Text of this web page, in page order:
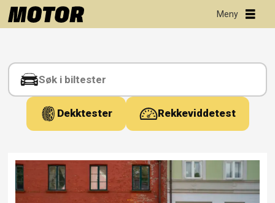
Tag:
ample
Dekktester Rekkeviddetest